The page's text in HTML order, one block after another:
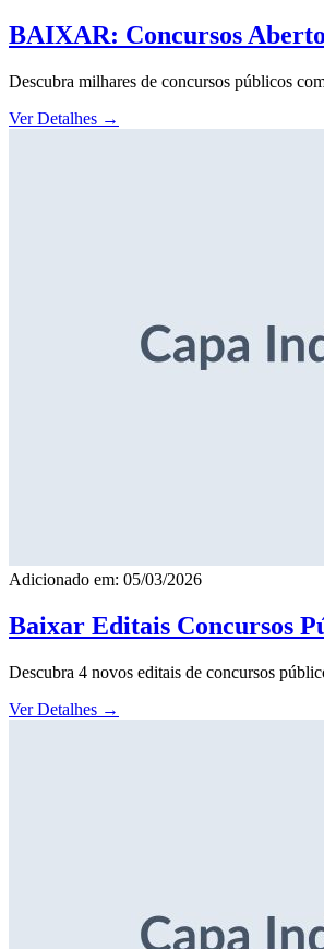
BAIXAR: Concursos
Descubra milhares de concursos públicos
Ver Detalhes →
Adicionado em: 05/03/2026
Baixar Editais Concursos
Descubra 4 novos editais de concursos
Ver Detalhes →